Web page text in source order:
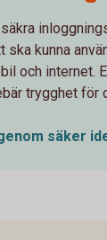
kunna
och internet.
trygghet för
säker